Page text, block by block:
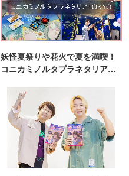
妖怪夏祭りや花火で夏を満喫！
コニカミノルタプラネタリア